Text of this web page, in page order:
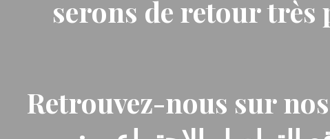
serons de retour très
Retrouvez-nous sur